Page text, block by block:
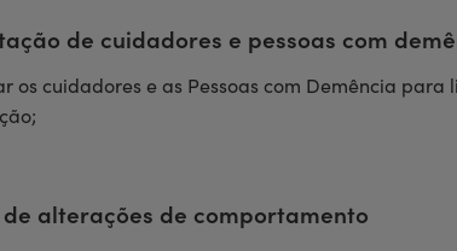
de cuidadores e pessoas com
os cuidadores e as Pessoas com Demência
de alterações de comportamento